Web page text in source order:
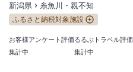
新潟県 糸魚川・親不知
ふるさと納税対象施設
お客様アンケート評価
集計中
るるぶトラベル評価
集計中